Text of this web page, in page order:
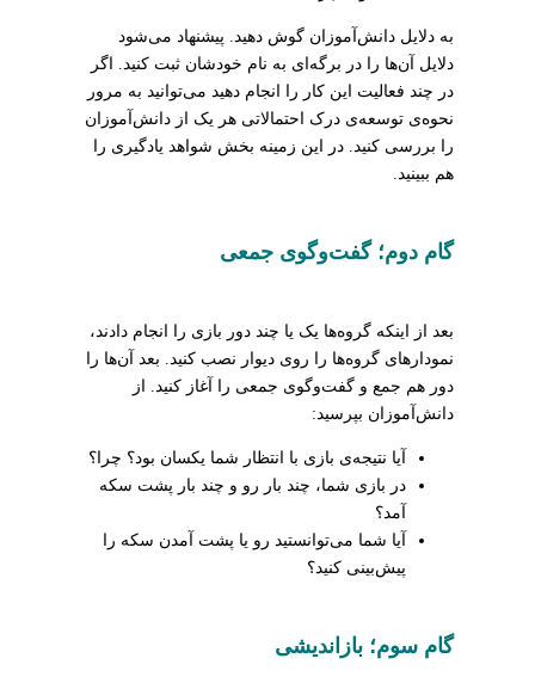
به دلایل دانش‌آموزان گوش دهید. پیشنهاد می‌شود
دلایل آن‌ها را در برگه‌ای به نام خودشان ثبت کنید. اگر
در چند فعالیت این کار را انجام دهید می‌توانید به مرور
نحوه‌ی توسعه‌ی درک احتمالاتی هر یک از دانش‌آموزان
را بررسی کنید. در این زمینه بخش شواهد یادگیری را
هم ببینید.
گام دوم؛ گفت‌وگوی جمعی
بعد از اینکه گروه‌ها یک یا چند دور بازی را انجام دادند،
نمودارهای گروه‌ها را روی دیوار نصب کنید. بعد آن‌ها را
دور هم جمع و گفت‌وگوی جمعی را آغاز کنید. از
دانش‌آموزان بپرسید:
آیا نتیجه‌ی بازی با انتظار شما یکسان بود؟ چرا؟
در بازی شما، چند بار رو و چند بار پشت سکه
آمد؟
آیا شما می‌توانستید رو یا پشت آمدن سکه را
پیش‌بینی کنید؟
گام سوم؛ بازاندیشی